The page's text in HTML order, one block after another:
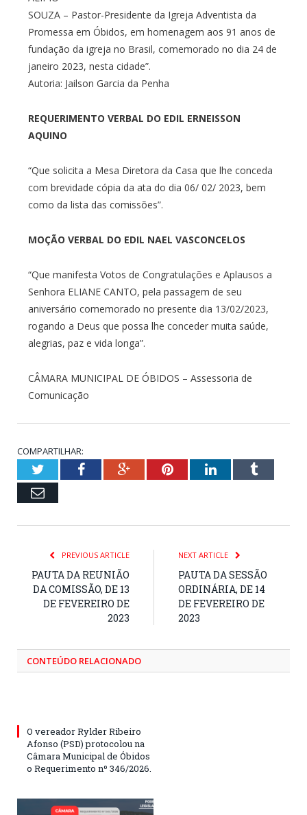
SOUZA – Pastor-Presidente da Igreja Adventista da
Promessa em Óbidos, em homenagem aos 91 anos de
fundação da igreja no Brasil, comemorado no dia 24 de
janeiro 2023, nesta cidade”.
Autoria: Jailson Garcia da Penha
REQUERIMENTO VERBAL DO EDIL ERNEISSON
AQUINO
“Que solicita a Mesa Diretora da Casa que lhe conceda
com brevidade cópia da ata do dia 06/ 02/ 2023, bem
como da lista das comissões”.
MOÇÃO VERBAL DO EDIL NAEL VASCONCELOS
“Que manifesta Votos de Congratulações e Aplausos a
Senhora ELIANE CANTO, pela passagem de seu
aniversário comemorado no presente dia 13/02/2023,
rogando a Deus que possa lhe conceder muita saúde,
alegrias, paz e vida longa”.
CÂMARA MUNICIPAL DE ÓBIDOS – Assessoria de
Comunicação
COMPARTILHAR:
TwitterFacebookGoogle+PinterestLinkedInTumblr
Email
PREVIOUS ARTICLE
PAUTA DA REUNIÃO
DA COMISSÃO, DE 13
DE FEVEREIRO DE
2023
NEXT ARTICLE
PAUTA DA SESSÃO
ORDINÁRIA, DE 14
DE FEVEREIRO DE
2023
CONTEÚDO RELACIONADO
O vereador Rylder Ribeiro
Afonso (PSD) protocolou na
Câmara Municipal de Óbidos
o Requerimento nº 346/2026.